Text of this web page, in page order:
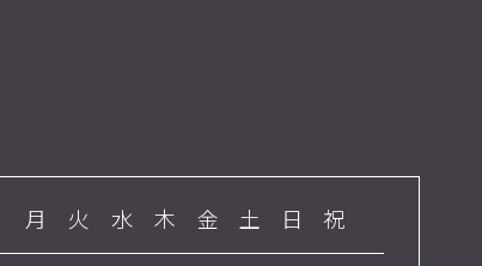
月 火 水 木 金 土 日 祝